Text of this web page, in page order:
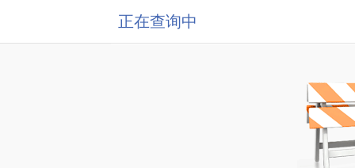
正在查询中